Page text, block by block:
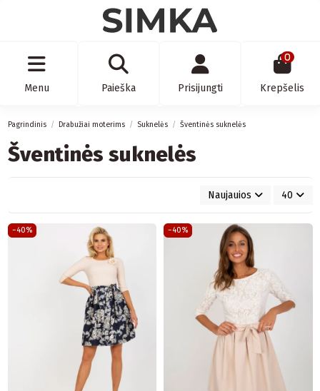
Menu Paieška Prisijungti
0
Krepšelis
Pagrindinis Drabužiai moterims Suknelės Šventinės suknelės
Šventinės suknelės
Naujauios 40
−40% −40%